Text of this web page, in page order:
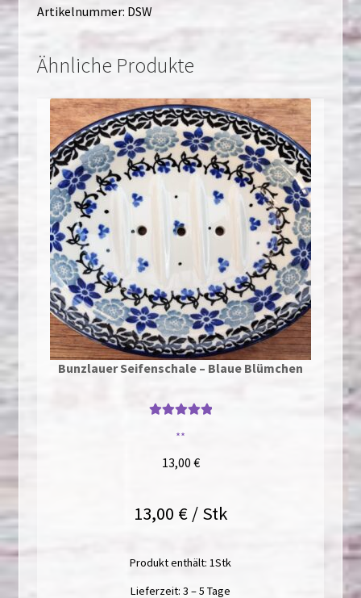
Artikelnummer: DSW
Ähnliche Produkte
Bunzlauer Seifenschale – Blaue Blümchen
**
13,00 €
13,00 € / Stk
Produkt enthält: 1Stk
Lieferzeit: 3 – 5 Tage